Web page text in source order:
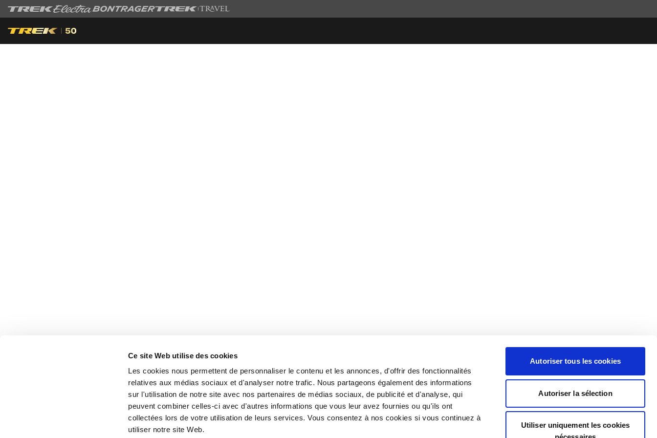
Ce site Web utilise des cookies
Les cookies nous permettent de personnaliser le contenu et les annonces, d'offrir des fonctionnalités
relatives aux médias sociaux et d'analyser notre trafic. Nous partageons également des informations
sur l'utilisation de notre site avec nos partenaires de médias sociaux, de publicité et d'analyse, qui
peuvent combiner celles-ci avec d'autres informations que vous leur avez fournies ou qu'ils ont
collectées lors de votre utilisation de leurs services. Vous consentez à nos cookies si vous continuez à
utiliser notre site Web.
Autoriser tous les cookies
Autoriser la sélection
Utiliser uniquement les cookies